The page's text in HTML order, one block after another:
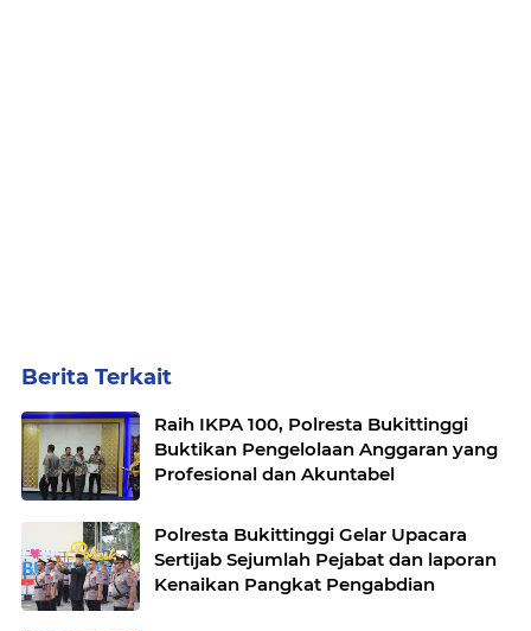
Berita Terkait
Raih IKPA 100, Polresta Bukittinggi
Buktikan Pengelolaan Anggaran yang
Profesional dan Akuntabel
Polresta Bukittinggi Gelar Upacara
Sertijab Sejumlah Pejabat dan laporan
Kenaikan Pangkat Pengabdian